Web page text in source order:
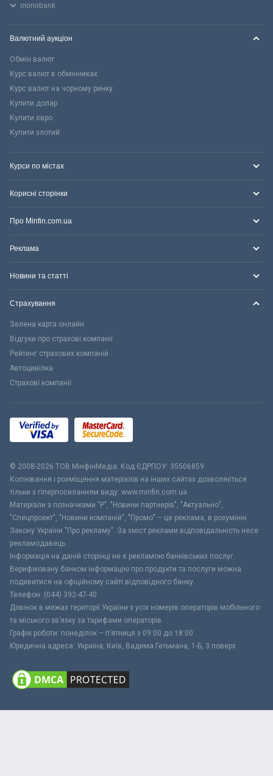
monobank
Валютний аукціон
Обмін валют
Курс валют в обмінниках
Курс валют на чорному ринку
Купити долар
Купити євро
Купити злотий
Курси по містах
Корисні сторінки
Про Minfin.com.ua
Реклама
Новини та статті
Страхування
Зелена карта онлайн
Відгуки про страхові компанії
Рейтинг страхових компаній
Автоцивілка
Страхові компанії
© 2008-2026 ТОВ МiнфiнМедiа. Код ЄДРПОУ: 35506859
Копіювання і розміщення матеріалів на інших сайтах дозволяється
тільки з гіперпосиланням виду: www.minfin.com.ua
Матеріали з позначками "Р", "Новини партнерів", "Актуально",
"Спецпроект", "Новини компаній", "Промо" – це реклама, в розумінні
Закону України "Про рекламу". За зміст реклами відповідальність несе
рекламодавець.
Інформація на даній сторінці не є рекламою банківських послуг.
Верифіковану банком інформацію про продукти та послуги можна
подивитися на офіційному сайті відповідного банку.
Телефон: (044) 392-47-40
Дзвінок в межах території України з усіх номерів операторів мобільного
та міського зв’язку за тарифами операторів
Графік роботи: понеділок – п’ятниця з 09:00 до 18:00
Юридична адреса: Україна, Київ, Вадима Гетьмана, 1-Б, 3 поверх